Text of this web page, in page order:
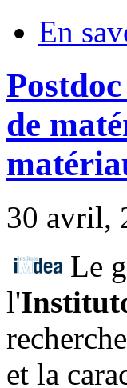
En
de
30 avril,
Le
l'
et la